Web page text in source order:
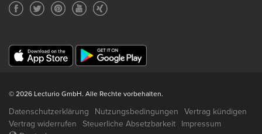
© 2026 Lecturio GmbH. Alle Rechte vorbehalten.
Datenschutzerklärung Nutzungsbedingungen
Vertrag kündigen
Vertrag widerrufen
Steuerliche Absetzbarkeit
Impressum